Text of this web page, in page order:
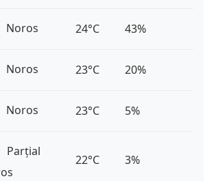
Noros 24°C 43%
Noros 23°C 20%
Noros 23°C 5%
Parțial
22°C 3%